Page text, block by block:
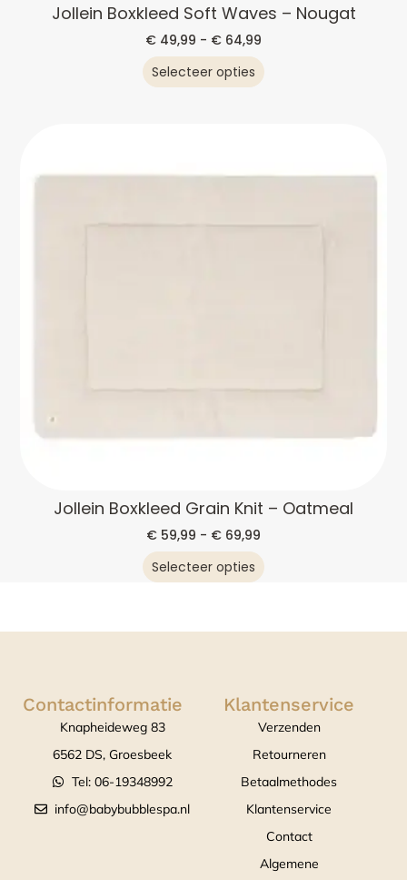
Jollein Boxkleed Soft Waves – Nougat
€ 49,99 - € 64,99
Selecteer opties
Jollein Boxkleed Grain Knit – Oatmeal
€ 59,99 - € 69,99
Selecteer opties
Contactinformatie
Knapheideweg 83
6562 DS, Groesbeek
Tel: 06-19348992
info@babybubblespa.nl
Klantenservice
Verzenden
Retourneren
Betaalmethodes
Klantenservice
Contact
Algemene